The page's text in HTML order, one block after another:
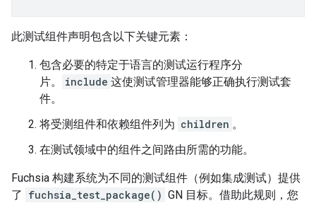
此测试组件声明包含以下关键元素：
包含必要的特定于语言的测试运行程序分
片。
include 这使测试管理器能够正确执行测试套
件。
将受测组件和依赖组件列为 children 。
在测试领域中的组件之间路由所需的功能。
Fuchsia 构建系统为不同的测试组件（例如集成测试）提供
了 fuchsia_test_package() GN 目标。借助此规则，您